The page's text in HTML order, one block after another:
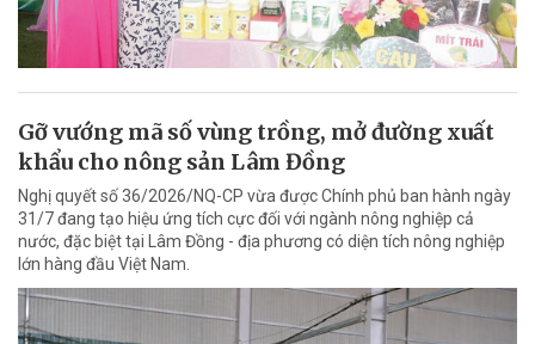
Gỡ vướng mã số vùng trồng, mở đường xuất
khẩu cho nông sản Lâm Đồng
Nghị quyết số 36/2026/NQ-CP vừa được Chính phủ ban hành ngày
31/7 đang tạo hiệu ứng tích cực đối với ngành nông nghiệp cả
nước, đặc biệt tại Lâm Đồng - địa phương có diện tích nông nghiệp
lớn hàng đầu Việt Nam.